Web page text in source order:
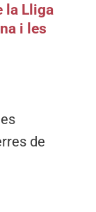
la Lliga
i les
de